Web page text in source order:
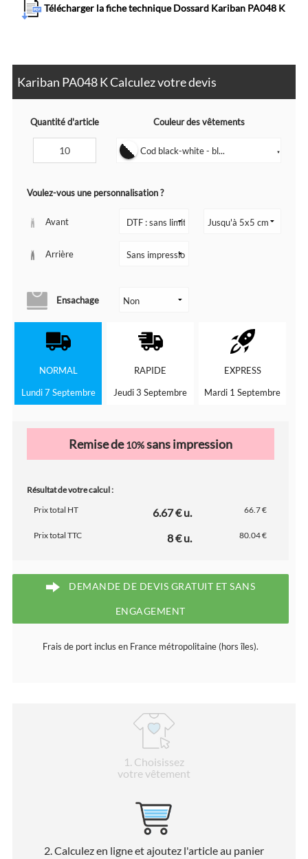
Télécharger la fiche technique Dossard Kariban PA048 K
Kariban PA048 K Calculez votre devis
Quantité d'article Couleur des vêtements
Cod black-white - bl... ▼
Voulez-vous une personnalisation ?
Avant
Arrière
Ensachage
NORMAL
Lundi 7 Septembre
RAPIDE
Jeudi 3 Septembre
EXPRESS
Mardi 1 Septembre
Remise de10%sans impression
Résultat de votre calcul :
Prix total HT
6.67 € u. 66.7 €
Prix total TTC 8 € u. 80.04 €
DEMANDE DE DEVIS GRATUIT ET SANS
ENGAGEMENT
Frais de port inclus en France métropolitaine (hors îles).
1 . Choisissez
votre vêtement
2. Calculez en ligne et ajoutez l'article au panier